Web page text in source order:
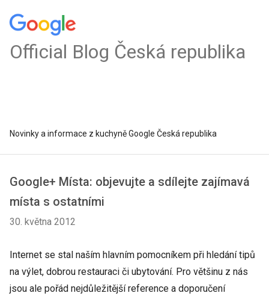
Official Blog Česká republika
Novinky a informace z kuchyně Google Česká republika
Google+ Místa: objevujte a sdílejte zajímavá
místa s ostatními
30. května 2012
Internet se stal naším hlavním pomocníkem při hledání tipů
na výlet, dobrou restauraci či ubytování. Pro většinu z nás
jsou ale pořád nejdůležitější reference a doporučení